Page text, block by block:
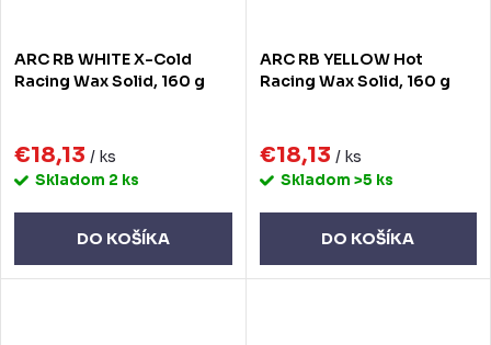
ARC RB WHITE X-Cold
Racing Wax Solid, 160 g
€18,13 / ks
Skladom 2 ks
DO KOŠÍKA
ARC RB YELLOW Hot
Racing Wax Solid, 160 g
€18,13 / ks
Skladom >5 ks
DO KOŠÍKA